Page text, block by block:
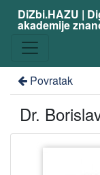
DiZbi.HAZU |
akademije
Povratak
Dr.